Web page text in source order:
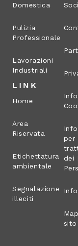
Domestica
Pulizia
Professionale
Lavorazioni
Industriali
LINK
Home
Area
Riservata
Etichettatura
ambientale
Segnalazione
illeciti
per
dei
sito